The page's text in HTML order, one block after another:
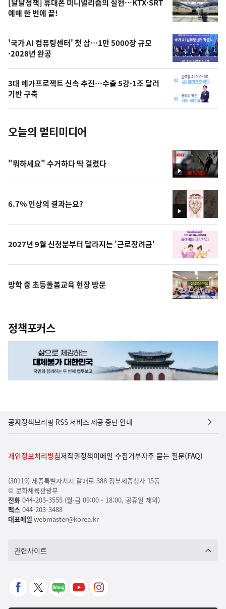
상
오
늘
사
진
[달달정책] 휴대폰 미니멀리즘의 실현…KTX·SRT
예매 한 번에 끝!
'국가 AI 컴퓨팅센터' 첫 삽…1만 5000장 규모
·2028년 완공
3대 메가프로젝트 신속 추진…수출 5강·1조 달러
기반 구축
오늘의 멀티미디어
영
상
"뭐하세요" 수거하다 딱 걸렸다
영
상
6.7% 인상의 결과는요?
2027년 9월 신청분부터 달라지는 '근로장려금'
방학 중 초등돌봄교육 현장 방문
정책포커스
공지정책브리핑 RSS 서비스 제공 중단 안내
개인정보처리방침저작권정책이메일 수집거부자주 묻는 질문(FAQ)
(30119) 세종특별자치시 갈매로 388 정부세종청사 15동
© 문화체육관광부
전화044-203-3555 (월-금 09:00 - 18:00, 공휴일 제외)
팩스044-203-3488
대표메일 webmaster@korea.kr
관련사이트
페
X
네
유
인